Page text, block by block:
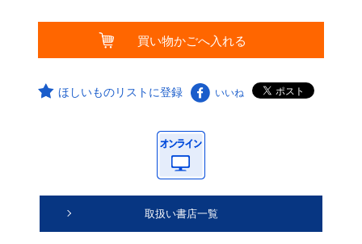
ほしいものリストに登録 いいね
取扱い書店一覧